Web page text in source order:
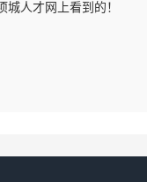
人才网上看到的！